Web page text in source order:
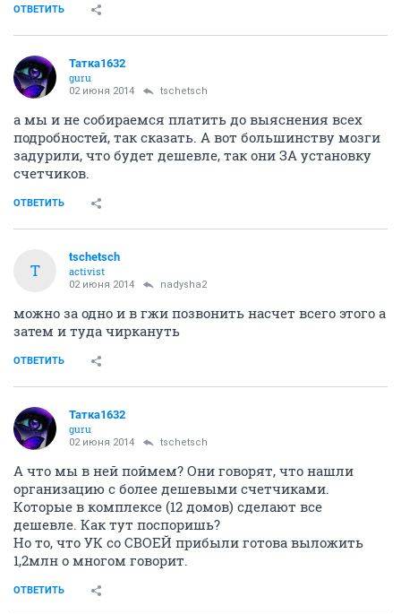
ОТВЕТИТЬ
Татка1632
guru
02 июня 2014 tschetsch
а мы и не собираемся платить до выяснения всех
подробностей, так сказать. А вот большинству мозги
задурили, что будет дешевле, так они ЗА установку
счетчиков.
ОТВЕТИТЬ
T
tschetsch
activist
02 июня 2014 nadysha2
можно за одно и в гжи позвонить насчет всего этого а
затем и туда чиркануть
ОТВЕТИТЬ
Татка1632
guru
02 июня 2014 tschetsch
А что мы в ней поймем? Они говорят, что нашли
организацию с более дешевыми счетчиками.
Которые в комплексе (12 домов) сделают все
дешевле. Как тут поспоришь?
Но то, что УК со СВОЕЙ прибыли готова выложить
1,2млн о многом говорит.
ОТВЕТИТЬ